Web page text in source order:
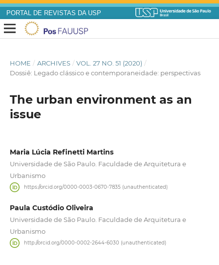
PORTAL DE REVISTAS DA USP
HOME / ARCHIVES / VOL. 27 NO. 51 (2020) /
Dossiê: Legado clássico e contemporaneidade: perspectivas
The urban environment as an
issue
Maria Lúcia Refinetti Martins
Universidade de São Paulo. Faculdade de Arquitetura e
Urbanismo
https://orcid.org/0000-0003-0670-7835 (unauthenticated)
Paula Custódio Oliveira
Universidade de São Paulo. Faculdade de Arquitetura e
Urbanismo
http://orcid.org/0000-0002-2644-6030 (unauthenticated)